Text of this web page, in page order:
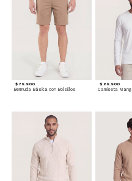
$ 79.900
Bermuda Básica con Bolsillos
$ 69.900